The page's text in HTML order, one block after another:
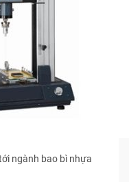
ngành bao bì nhựa